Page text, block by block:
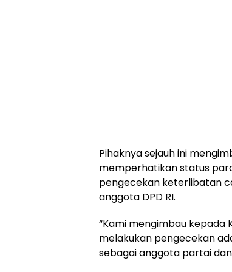
Pihaknya sejauh ini
memperhatikan status
pengecekan keterlibatan
anggota DPD RI.
“Kami mengimbau kepada
melakukan pengecekan
sebagai anggota partai